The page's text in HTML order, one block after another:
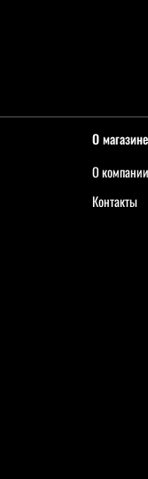
О магазине
О компании
Контакты